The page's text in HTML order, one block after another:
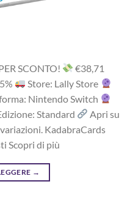
SCONTO!
‎€38,71‎
Store: Lally Store
Nintendo Switch
Standard
Apri su
KadabraCards
Scopri di più
→